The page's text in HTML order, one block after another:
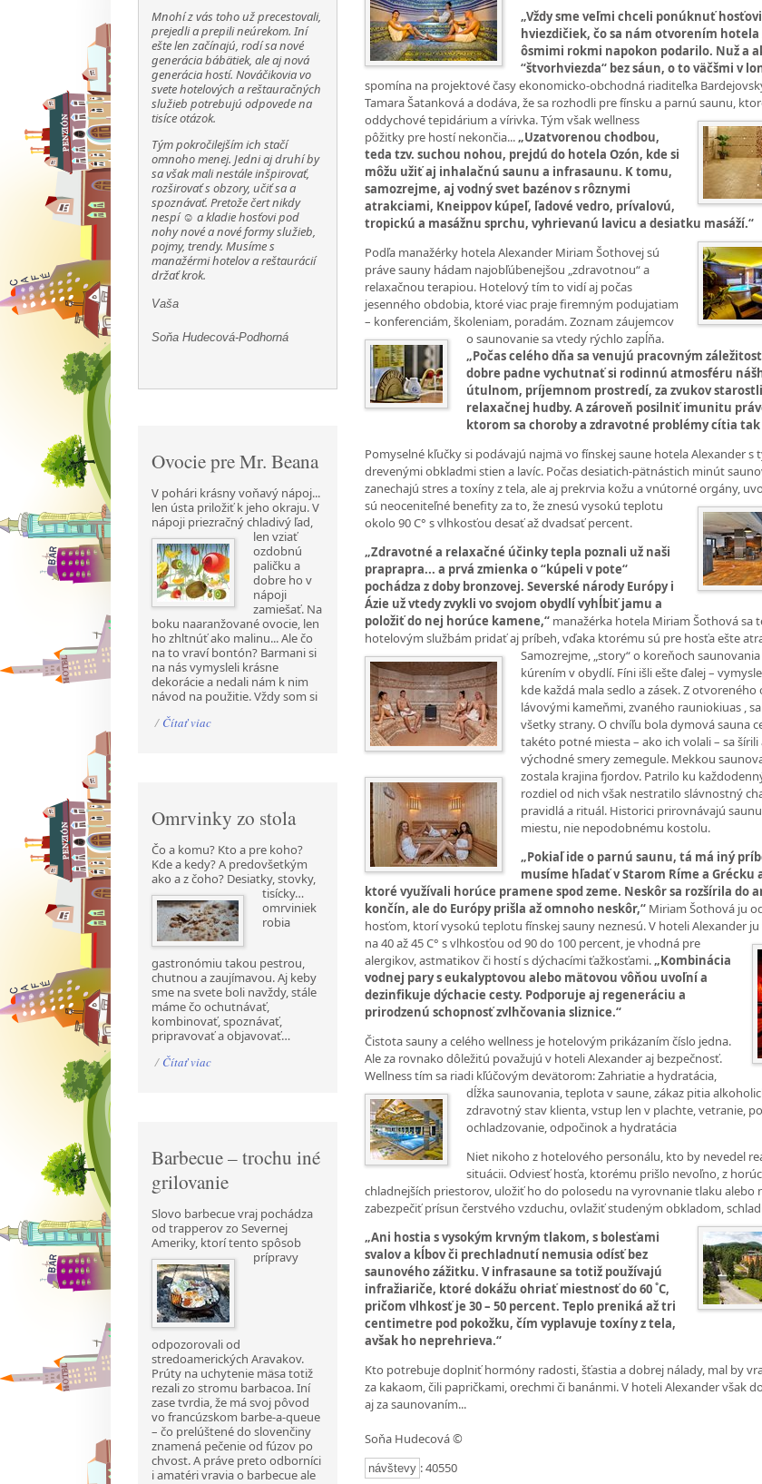
„Vždy sme veľmi chceli ponúknuť
hviezdičiek, čo sa nám otvorením
ôsmimi rokmi napokon podarilo. Nuž a
“štvorhviezda“ bez sáun, o to väčšmi v
spomína na projektové časy ekonomicko-obchodná riaditeľka
Tamara Šatanková a dodáva, že sa rozhodli pre fínsku a parnú saunu,
oddychové tepidárium a vírivka. Tým však wellness
pôžitky pre hostí nekončia...„Uzatvorenou chodbou,
teda tzv. suchou nohou, prejdú do hotela Ozón, kde si
môžu užiť aj inhalačnú saunu a infrasaunu. K tomu,
samozrejme, aj vodný svet bazénov s rôznymi
atrakciami, Kneippov kúpeľ, ľadové vedro, prívalovú,
tropickú a masážnu sprchu, vyhrievanú lavicu a desiatku masáží.“
Podľa manažérky hotela Alexander Miriam Šothovej sú
práve sauny hádam najobľúbenejšou „zdravotnou“ a
relaxačnou terapiou. Hotelový tím to vidí aj počas
jesenného obdobia, ktoré viac praje firemným podujatiam
– konferenciám, školeniam, poradám. Zoznam záujemcov
o saunovanie savtedy rýchlo zapĺňa.
„Počas celého dňa sa venujú pracovným
dobre padne vychutnať si rodinnú atmosféru
útulnom, príjemnom prostredí, za zvukov
relaxačnej hudby. A zároveň posilniť imunitu
ktorom sa choroby a zdravotné problémy cítia tak
Pomyselné kľučky si podávajú najmä vo fínskej saune hotela Alexander s
drevenými obkladmi stien a lavíc. Počas desiatich-pätnástich minút
zanechajú stres a toxíny z tela, ale aj prekrvia kožu a vnútorné orgány,
sú neoceniteľné benefity za to, že znesú vysokú teplotu
okolo 90 C° s vlhkosťou desať až dvadsať percent.
„Zdravotné a relaxačné účinky tepla poznali už naši
praprapra... a prvá zmienka o “kúpeli v pote“
pochádza z doby bronzovej. Severské národy Európy i
Ázie už vtedy zvykli vo svojom obydlí vyhĺbiť jamu a
položiť do nej horúce kamene,“ manažérka hotela Miriam Šothová sa
hotelovým službám pridať aj príbeh, vďaka ktorému sú pre hosťa ešte
Samozrejme, „story“ o koreňoch
kúrením v obydlí. Fíni išli ešte ďalej –
kde každá mala sedlo a zásek. Z otvoreného
lávovými kameňmi, zvaného rauniokiuas ,
všetky strany. O chvíľu bola dymová sauna
takéto potné miesta – ako ich volali – sa šírili
východné smery zemegule. Mekkou
zostala krajina fjordov. Patrilo ku
rozdiel od nich však nestratilo slávnostný
pravidlá a rituál. Historici prirovnávajú
miestu, nie nepodobnému kostolu.
„Pokiaľ ide o parnú saunu, tá má iný
musíme hľadať v Starom Ríme a Grécku
ktoré využívali horúce pramene spod zeme. Neskôr sa rozšírila do
končín, ale do Európy prišla až omnoho neskôr,“ Miriam Šothová ju
hosťom, ktorí vysokú teplotu fínskej sauny neznesú. V hoteli Alexander
na40 až 45 C° s vlhkosťou od 90 do 100 percent, je vhodná pre
alergikov, astmatikov či hostí s dýchacími ťažkosťami.„Kombinácia
vodnej pary s eukalyptovou alebo mätovou vôňou uvoľní a
dezinfikuje dýchacie cesty. Podporuje aj regeneráciu a
prirodzenú schopnosť zvlhčovania sliznice.“
Čistota sauny a celého wellness je hotelovým prikázaním číslo jedna.
Ale za rovnako dôležitú považujú v hoteli Alexander aj bezpečnosť.
Wellness tím sa riadi kľúčovým devätorom: Zahriatie a hydratácia,
dĺžkasaunovania, teplota v saune, zákaz pitia
zdravotný stav klienta, vstup len v plachte, vetranie,
ochladzovanie, odpočinok a hydratácia
Niet nikoho z hotelového personálu, kto by nevedel
situácii. Odviesť hosťa, ktorému prišlo nevoľno, z
chladnejších priestorov, uložiť ho do polosedu na vyrovnanie tlaku alebo
zabezpečiť prísun čerstvého vzduchu, ovlažiť studeným obkladom,
„Ani hostia s vysokým krvným tlakom, s bolesťami
svalov a kĺbov či prechladnutí nemusia odísť bez
saunového zážitku. V infrasaune sa totiž používajú
infražiariče, ktoré dokážu ohriať miestnosť do 60 ˚C,
pričom vlhkosť je 30 – 50 percent. Teplo preniká až tri
centimetre pod pokožku, čím vyplavuje toxíny z tela,
avšak ho neprehrieva.“
Kto potrebuje doplniť hormóny radosti, šťastia a dobrej nálady, mal by
za kakaom, čili papričkami, orechmi či banánmi. V hoteli Alexander však
aj za saunovaním...
Soňa Hudecová ©
návštevy : 40550
Mnohí z vás toho už precestovali,
prejedli a prepili neúrekom. Iní
ešte len začínajú, rodí sa nové
generácia bábätiek, ale aj nová
generácia hostí. Nováčikovia vo
svete hotelových a reštauračných
služieb potrebujú odpovede na
tisíce otázok.
Tým pokročilejším ich stačí
omnoho menej. Jedni aj druhí by
sa však mali nestále inšpirovať,
rozširovať s obzory, učiť sa a
spoznávať. Pretože čert nikdy
nespí ☺ a kladie hosťovi pod
nohy nové a nové formy služieb,
pojmy, trendy. Musíme s
manažérmi hotelov a reštaurácií
držať krok.
Vaša
Soňa Hudecová-Podhorná
Ovocie pre Mr. Beana
V pohári krásny voňavý nápoj...
len ústa priložiť k jeho okraju. V
nápoji priezračný chladivý ľad,
len vziať
ozdobnú
paličku a
dobre ho v
nápoji
zamiešať. Na
boku naaranžované ovocie, len
ho zhltnúť ako malinu... Ale čo
na to vraví bontón? Barmani si
na nás vymysleli krásne
dekorácie a nedali nám k nim
návod na použitie. Vždy som si
/ Čítať viac
Omrvinky zo stola
Čo a komu? Kto a pre koho?
Kde a kedy? A predovšetkým
ako a z čoho? Desiatky, stovky,
tisícky…
omrviniek
robia
gastronómiu takou pestrou,
chutnou a zaujímavou. Aj keby
sme na svete boli navždy, stále
máme čo ochutnávať,
kombinovať, spoznávať,
pripravovať a objavovať…
/ Čítať viac
Barbecue – trochu iné
grilovanie
Slovo barbecue vraj pochádza
od trapperov zo Severnej
Ameriky, ktorí tento spôsob
prípravy
odpozorovali od
stredoamerických Aravakov.
Prúty na uchytenie mäsa totiž
rezali zo stromu barbacoa. Iní
zase tvrdia, že má svoj pôvod
vo francúzskom barbe-a-queue
– čo prelúštené do slovenčiny
znamená pečenie od fúzov po
chvost. A práve preto odborníci
i amatéri vravia o barbecue ale